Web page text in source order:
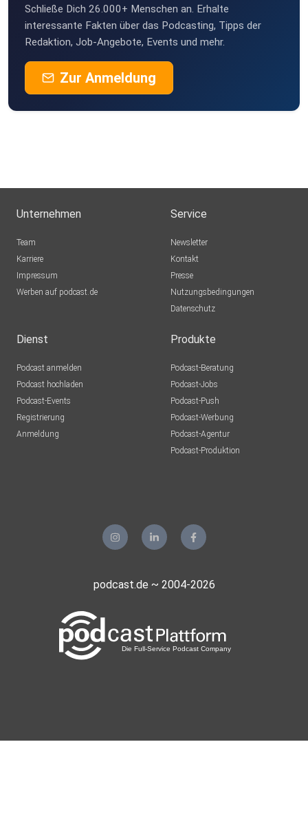
Schließe Dich 26.000+ Menschen an. Erhalte
interessante Fakten über das Podcasting, Tipps der
Redaktion, Job-Angebote, Events und mehr.
Zur Anmeldung
Unternehmen
Team
Karriere
Impressum
Werben auf podcast.de
Service
Newsletter
Kontakt
Presse
Nutzungsbedingungen
Datenschutz
Dienst
Podcast anmelden
Podcast hochladen
Podcast-Events
Registrierung
Anmeldung
Produkte
Podcast-Beratung
Podcast-Jobs
Podcast-Push
Podcast-Werbung
Podcast-Agentur
Podcast-Produktion
podcast.de ~ 2004-2026